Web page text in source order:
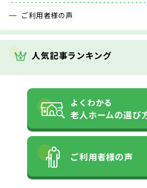
ご利用者様の声
人気記事ランキング
よくわかる
老人ホームの選び
ご利用者様の声